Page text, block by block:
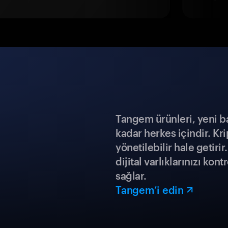
Tangem ürünleri, yeni
kadar herkes içindir.
yönetilebilir hale
dijital varlıklarınızı
sağlar.
Tangem’i edin